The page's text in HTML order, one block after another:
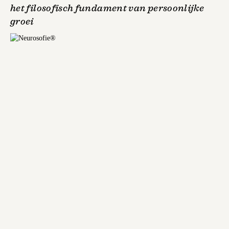
het filosofisch fundament van persoonlijke
groei